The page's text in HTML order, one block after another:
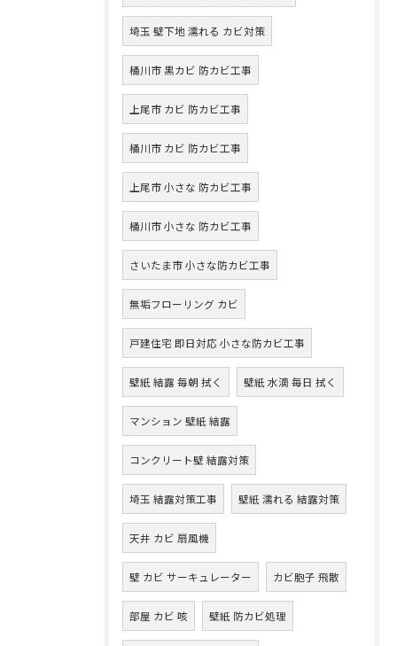
埼玉 壁下地 濡れる カビ対策
桶川市 黒カビ 防カビ工事
上尾市 カビ 防カビ工事
桶川市 カビ 防カビ工事
上尾市 小さな 防カビ工事
桶川市 小さな 防カビ工事
さいたま市 小さな防カビ工事
無垢フローリング カビ
戸建住宅 即日対応 小さな防カビ工事
壁紙 結露 毎朝 拭く 壁紙 水滴 毎日 拭く
マンション 壁紙 結露
コンクリート壁 結露対策
埼玉 結露対策工事 壁紙 濡れる 結露対策
天井 カビ 扇風機
壁 カビ サーキュレーター カビ胞子 飛散
部屋 カビ 咳 壁紙 防カビ処理